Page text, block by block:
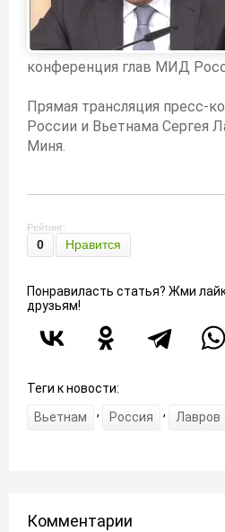
конференция глав МИД
Прямая трансляция пресс-
России и Вьетнама Сергея
Миня.
Рейтинг:
0 Нравится
Понравиласть статья? Жми
друзьям!
Теги к новости:
Вьетнам
, Россия , Лавров
Комментарии